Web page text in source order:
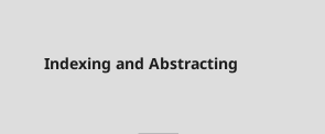
Indexing and Abstracting